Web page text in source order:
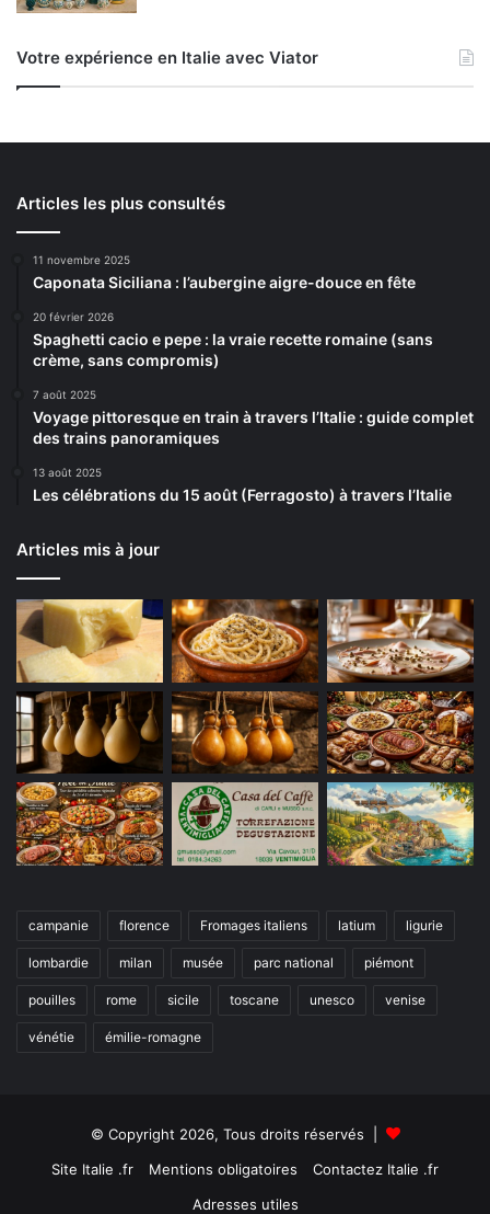
Votre expérience en Italie avec Viator
Articles les plus consultés
11 novembre 2025
Caponata Siciliana : l’aubergine aigre-douce en fête
20 février 2026
Spaghetti cacio e pepe : la vraie recette romaine (sans
crème, sans compromis)
7 août 2025
Voyage pittoresque en train à travers l’Italie : guide complet
des trains panoramiques
13 août 2025
Les célébrations du 15 août (Ferragosto) à travers l’Italie
Articles mis à jour
campanie florence Fromages italiens latium ligurie
lombardie milan musée parc national piémont
pouilles rome sicile toscane unesco venise
vénétie émilie-romagne
© Copyright 2026, Tous droits réservés |
Site Italie .fr
Mentions obligatoires
Contactez Italie .fr
Adresses utiles